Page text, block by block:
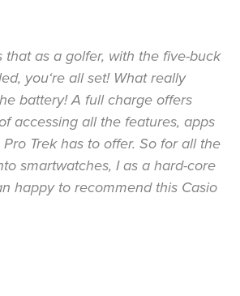
that as a golfer, with the five-buck
you‘re all set! What really
battery! A full charge offers
accessing all the features, apps
Trek has to offer. So for all the
smartwatches, I as a hard-core
happy to recommend this Casio